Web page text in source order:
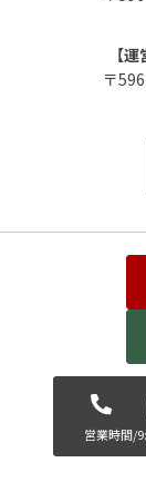
【
〒
営業時間/